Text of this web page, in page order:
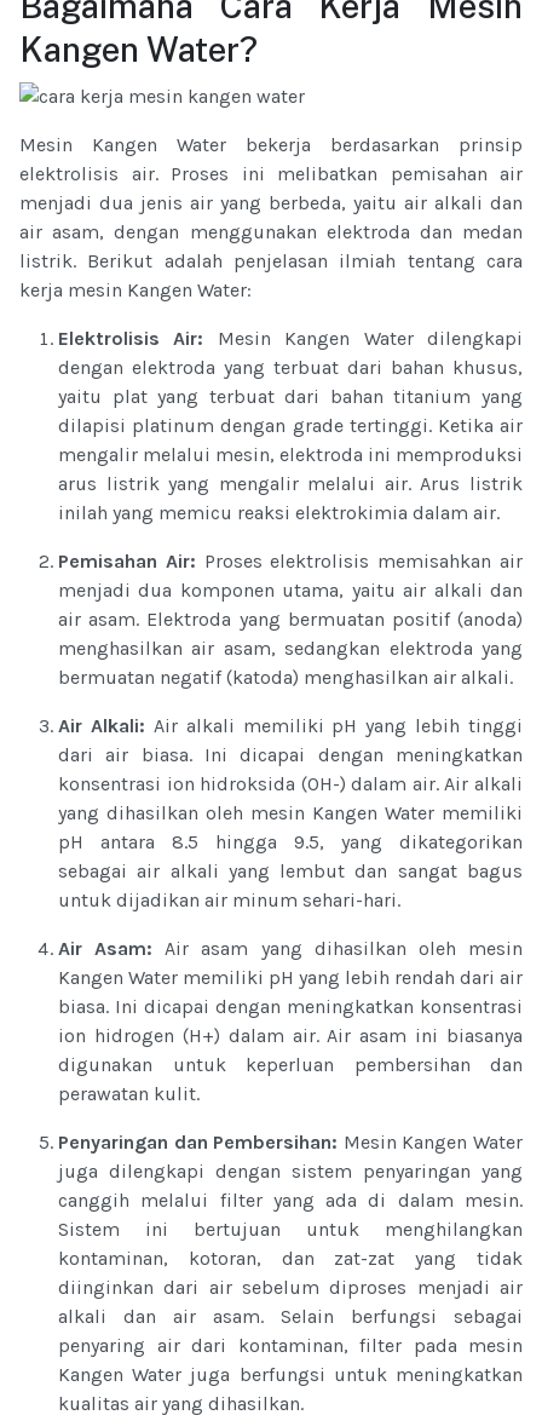
Kangen Water?
Mesin Kangen Water bekerja berdasarkan prinsip
elektrolisis air. Proses ini melibatkan pemisahan air
menjadi dua jenis air yang berbeda, yaitu air alkali dan
air asam, dengan menggunakan elektroda dan medan
listrik. Berikut adalah penjelasan ilmiah tentang cara
kerja mesin Kangen Water:
Elektrolisis Air: Mesin Kangen Water dilengkapi
dengan elektroda yang terbuat dari bahan khusus,
yaitu plat yang terbuat dari bahan titanium yang
dilapisi platinum dengan grade tertinggi. Ketika air
mengalir melalui mesin, elektroda ini memproduksi
arus listrik yang mengalir melalui air. Arus listrik
inilah yang memicu reaksi elektrokimia dalam air.
Pemisahan Air: Proses elektrolisis memisahkan air
menjadi dua komponen utama, yaitu air alkali dan
air asam. Elektroda yang bermuatan positif (anoda)
menghasilkan air asam, sedangkan elektroda yang
bermuatan negatif (katoda) menghasilkan air alkali.
Air Alkali: Air alkali memiliki pH yang lebih tinggi
dari air biasa. Ini dicapai dengan meningkatkan
konsentrasi ion hidroksida (OH-) dalam air. Air alkali
yang dihasilkan oleh mesin Kangen Water memiliki
pH antara 8.5 hingga 9.5, yang dikategorikan
sebagai air alkali yang lembut dan sangat bagus
untuk dijadikan air minum sehari-hari.
Air Asam: Air asam yang dihasilkan oleh mesin
Kangen Water memiliki pH yang lebih rendah dari air
biasa. Ini dicapai dengan meningkatkan konsentrasi
ion hidrogen (H+) dalam air. Air asam ini biasanya
digunakan untuk keperluan pembersihan dan
perawatan kulit.
Penyaringan dan Pembersihan: Mesin Kangen Water
juga dilengkapi dengan sistem penyaringan yang
canggih melalui filter yang ada di dalam mesin.
Sistem ini bertujuan untuk menghilangkan
kontaminan, kotoran, dan zat-zat yang tidak
diinginkan dari air sebelum diproses menjadi air
alkali dan air asam. Selain berfungsi sebagai
penyaring air dari kontaminan, filter pada mesin
Kangen Water juga berfungsi untuk meningkatkan
kualitas air yang dihasilkan.